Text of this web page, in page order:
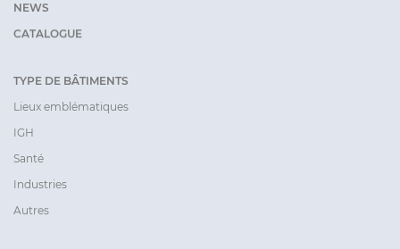
NEWS
CATALOGUE
TYPE DE BÂTIMENTS
Lieux emblématiques
IGH
Santé
Industries
Autres